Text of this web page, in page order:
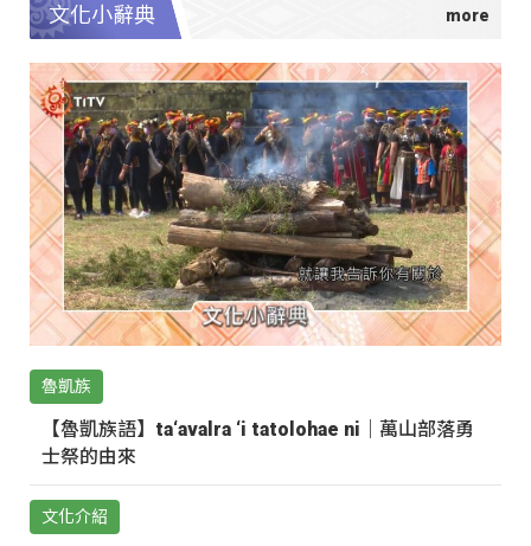
文化小辭典
魯凱族
【魯凱族語】ta‘avalra ‘i tatolohae ni｜萬山部落勇
士祭的由來
文化介紹